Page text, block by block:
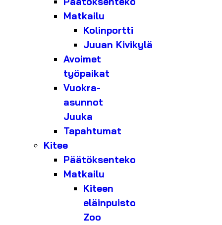
Matkailu
Kolinportti
Juuan Kivikylä
Avoimet
työpaikat
Vuokra-
asunnot
Juuka
Tapahtumat
Kitee
Päätöksenteko
Matkailu
Kiteen
eläinpuisto
Zoo